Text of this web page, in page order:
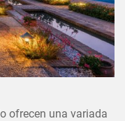
ofrecen una variada